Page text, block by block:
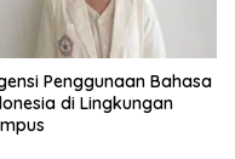
Penggunaan Bahasa
di Lingkungan